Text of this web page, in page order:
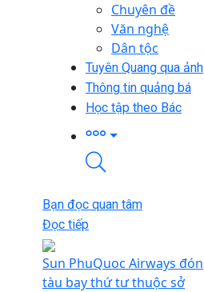
Chuyên đề
Văn nghệ
Dân tộc
Tuyên Quang qua ảnh
Thông tin quảng bá
Học tập theo Bác
Bạn đọc quan tâm
Đọc tiếp
Sun PhuQuoc Airways đón
tàu bay thứ tư thuộc sở